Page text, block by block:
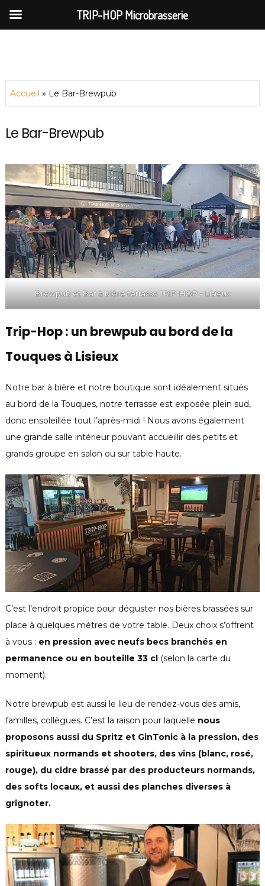
Accueil » Le Bar-Brewpub
Le Bar-Brewpub
Brewpub et Bar à bière terrasse TRIP-HOP – Lisieux
Trip-Hop : un brewpubau bord de la
Touques à Lisieux
Notre bar à bière et notre boutique sont idéalement situés
au bord de la Touques, notre terrasse est exposée plein sud,
donc ensoleillée tout l’après-midi ! Nous avons également
une grande salle intérieur pouvant accueillir des petits et
grands groupe en salon ou sur table haute.
C’est l’endroit propice pour déguster nos bières brassées sur
place à quelques mètres de votre table. Deux choix s’offrent
à vous : en pression avec neufs becs branchés en
permanence ou en bouteille 33 cl (selon la carte du
moment).
Notre brewpub est aussi le lieu de rendez-vous des amis,
familles, collègues. C’est la raison pour laquelle nous
proposons aussi du Spritz et GinTonic à la pression, des
spiritueux normands et shooters, des vins (blanc, rosé,
rouge), du cidre brassé par des producteurs normands,
des softs locaux, et aussi des planches diverses à
grignoter.
TRIP-HOP Microbrasserie